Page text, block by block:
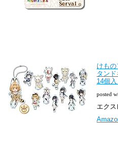
けも
タン
14個
posted
エク